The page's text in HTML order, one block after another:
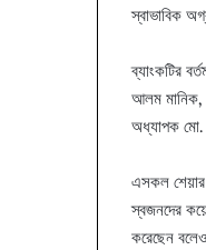
স্বাভাবিক
ব্যাংকটির
আলম মানিক,
অধ্যাপক মো.
এসকল শেয়ার
স্বজনদের
করেছেন